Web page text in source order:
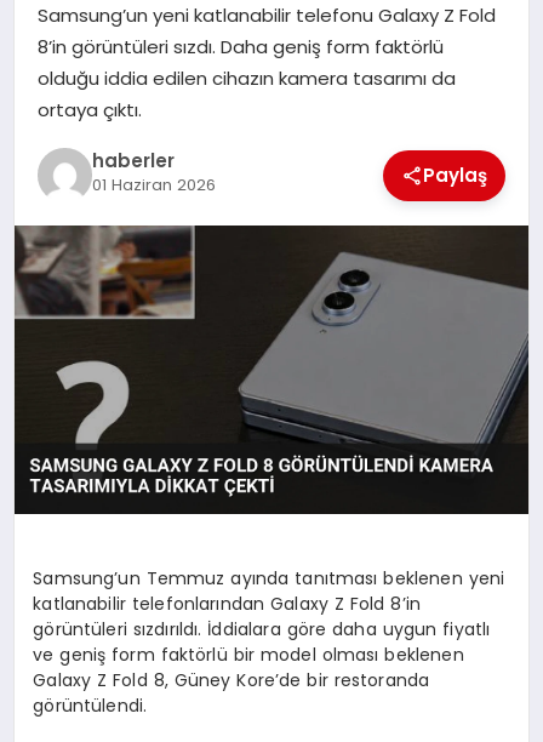
EKONOMI
MAGAZIN
EĞITIM
Samsung’un yeni katlanabilir telefonu Galaxy Z Fold
8’in görüntüleri sızdı. Daha geniş form faktörlü
olduğu iddia edilen cihazın kamera tasarımı da
ortaya çıktı.
haberler
01 Haziran 2026 Paylaş
Samsung’un Temmuz ayında tanıtması beklenen yeni
katlanabilir telefonlarından Galaxy Z Fold 8’in
görüntüleri sızdırıldı. İddialara göre daha uygun fiyatlı
ve geniş form faktörlü bir model olması beklenen
Galaxy Z Fold 8, Güney Kore’de bir restoranda
görüntülendi.